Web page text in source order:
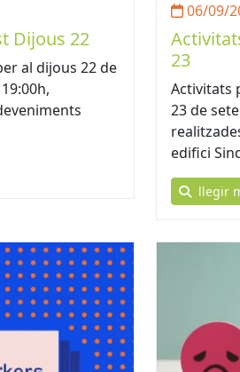
Dijous 22
al dijous 22 de
06/09/
23
Activitats
23 de
edifici
llegir